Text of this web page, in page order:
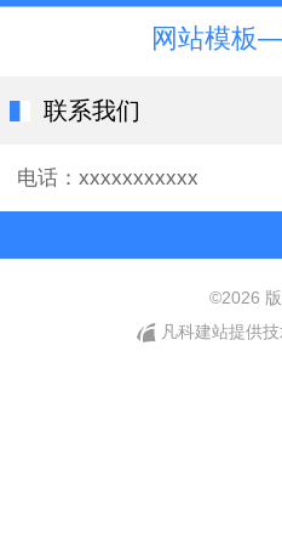
网站模板
联系我们
电话：xxxxxxxxxxx
©2026
凡科建站提供